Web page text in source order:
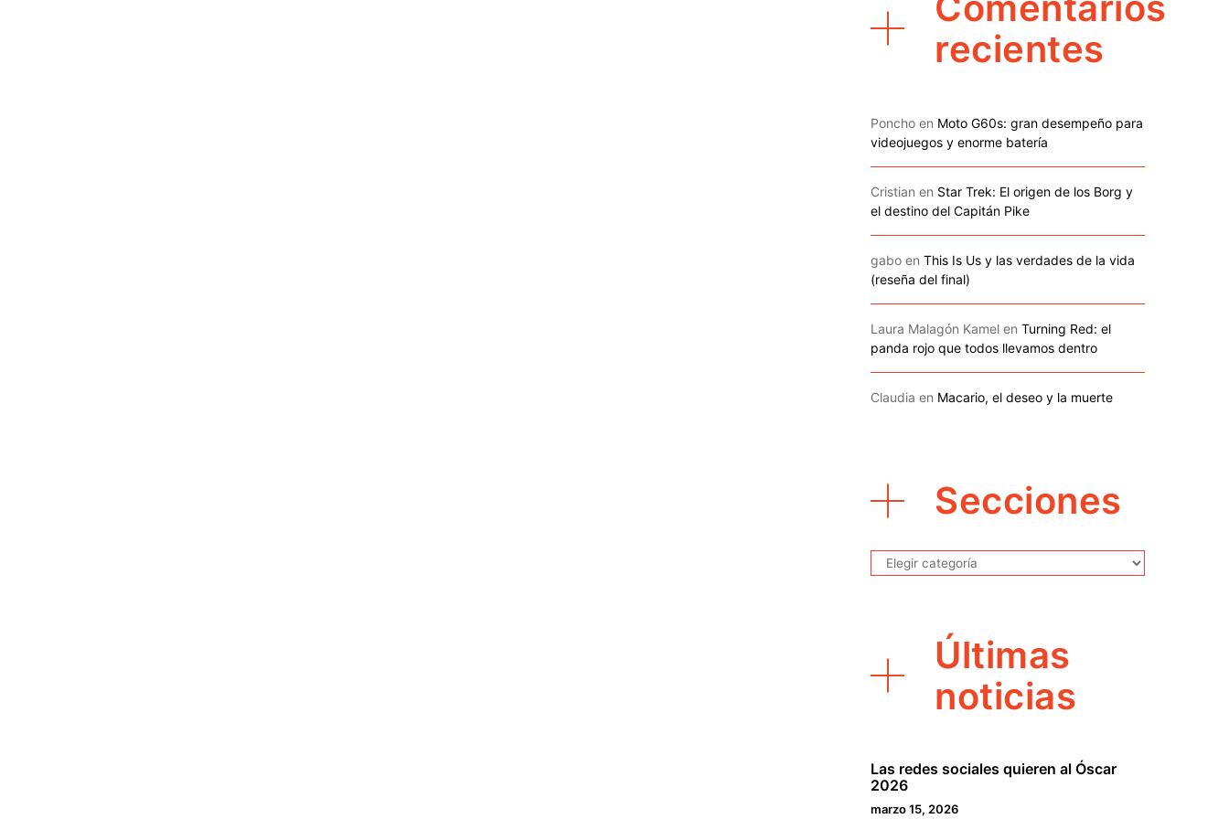
recientes
Poncho en Moto G60s: gran desempeño para
videojuegos y enorme batería
Cristian en Star Trek: El origen de los Borg y
el destino del Capitán Pike
gabo en This Is Us y las verdades de la vida
(reseña del final)
Laura Malagón Kamel en Turning Red: el
panda rojo que todos llevamos dentro
Claudia en Macario, el deseo y la muerte
Secciones
Secciones
Últimas
noticias
Las redes sociales quieren al Óscar
2026
marzo 15, 2026